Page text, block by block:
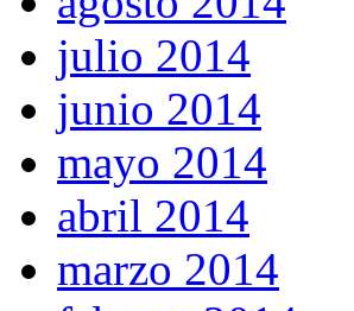
julio 2014
junio 2014
mayo 2014
abril 2014
marzo 2014